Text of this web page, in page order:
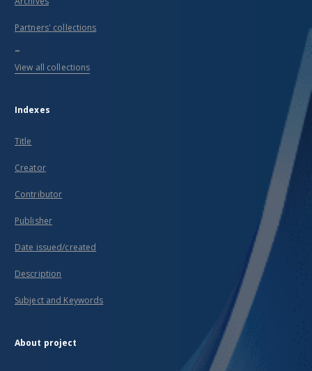
Partners' collections
...
View all collections
Indexes
Title
Creator
Contributor
Publisher
Date issued/created
Description
Subject and Keywords
About project